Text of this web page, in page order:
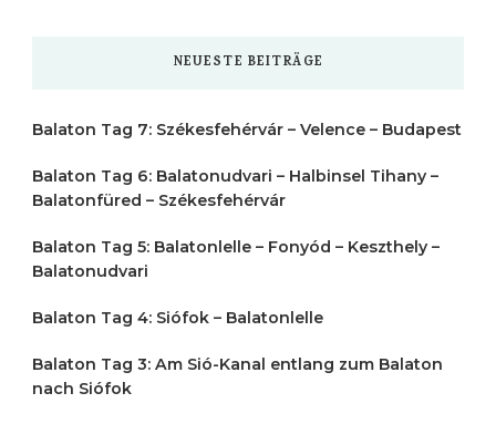
NEUESTE BEITRÄGE
Balaton Tag 7: Székesfehérvár – Velence – Budapest
Balaton Tag 6: Balatonudvari – Halbinsel Tihany –
Balatonfüred – Székesfehérvár
Balaton Tag 5: Balatonlelle – Fonyód – Keszthely –
Balatonudvari
Balaton Tag 4: Siófok – Balatonlelle
Balaton Tag 3: Am Sió-Kanal entlang zum Balaton
nach Siófok